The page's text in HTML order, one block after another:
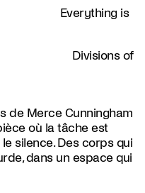
is
Divisions of
de Merce Cunningham
où la tâche est
silence. Des corps qui
dans un espace qui